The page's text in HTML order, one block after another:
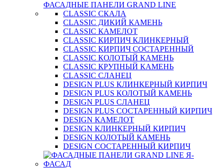
ФАСАДНЫЕ ПАНЕЛИ GRAND LINE
CLASSIC СКАЛА
CLASSIC ДИКИЙ КАМЕНЬ
CLASSIC КАМЕЛОТ
CLASSIC КИРПИЧ КЛИНКЕРНЫЙ
CLASSIC КИРПИЧ СОСТАРЕННЫЙ
CLASSIC КОЛОТЫЙ КАМЕНЬ
CLASSIC КРУПНЫЙ КАМЕНЬ
CLASSIC СЛАНЕЦ
DESIGN PLUS КЛИНКЕРНЫЙ КИРПИЧ
DESIGN PLUS КОЛОТЫЙ КАМЕНЬ
DESIGN PLUS СЛАНЕЦ
DESIGN PLUS СОСТАРЕННЫЙ КИРПИЧ
DESIGN КАМЕЛОТ
DESIGN КЛИНКЕРНЫЙ КИРПИЧ
DESIGN КОЛОТЫЙ КАМЕНЬ
DESIGN СОСТАРЕННЫЙ КИРПИЧ